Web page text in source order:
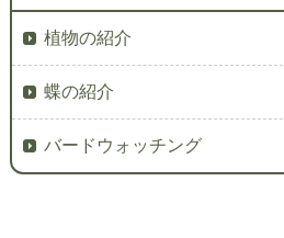
植物の紹介
蝶の紹介
バードウォッチング